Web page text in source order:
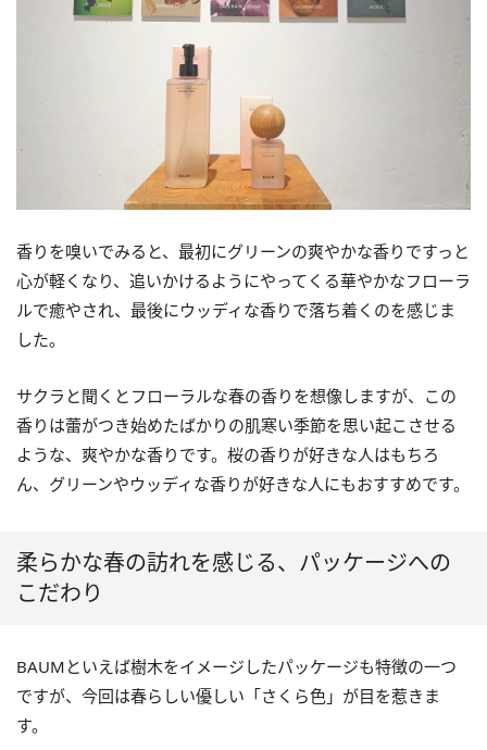
香りを嗅いでみると、最初にグリーンの爽やかな香りですっと
心が軽くなり、追いかけるようにやってくる華やかなフローラ
ルで癒やされ、最後にウッディな香りで落ち着くのを感じま
した。
サクラと聞くとフローラルな春の香りを想像しますが、この
香りは蕾がつき始めたばかりの肌寒い季節を思い起こさせる
ような、爽やかな香りです。桜の香りが好きな人はもちろ
ん、グリーンやウッディな香りが好きな人にもおすすめです。
柔らかな春の訪れを感じる、パッケージへの
こだわり
BAUMといえば樹木をイメージしたパッケージも特徴の一つ
ですが、今回は春らしい優しい「さくら色」が目を惹きま
す。